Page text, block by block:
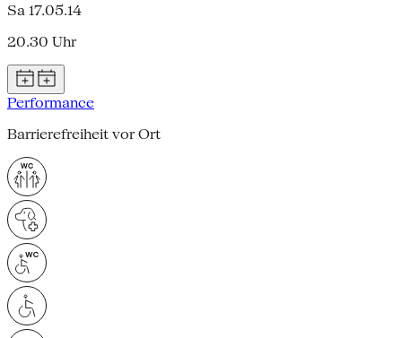
Sa 17.05.14
20.30 Uhr
Performance
Barrierefreiheit vor Ort